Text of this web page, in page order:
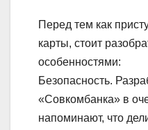
Перед тем как
карты, стоит
особенностями:
Безопасность.
«Совкомбанка» в
напоминают, что